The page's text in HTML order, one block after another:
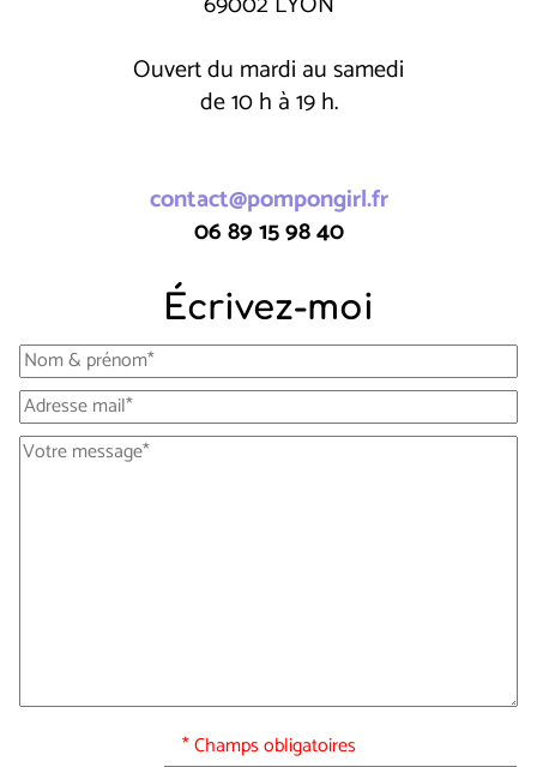
Ouvert du mardi au samedi
de 10 h à 19 h.
contact@pompongirl.fr
06 89 15 98 40
Écrivez-moi
* Champs obligatoires